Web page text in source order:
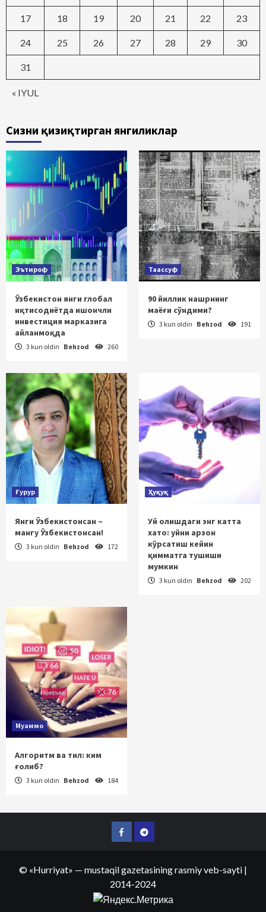
« IYUL
17 18 19 20 21 22 23
24 25 26 27 28 29 30
31
Сизни қизиқтирган янгиликлар
Эътироф
Ўзбекистон янги глобал
иқтисодиётда ишончли
инвестиция марказига
айланмоқда
3 kun oldin Behzod 260
Таассуф
90 йиллик нашрнинг
маёғи сўндими?
3 kun oldin Behzod 191
Ғурур
Янги Ўзбекистонсан –
мангу Ўзбекистонсан!
3 kun oldin Behzod 172
Ҳуқуқ
Уй олишдаги энг катта
хато: уйни арзон
кўрсатиш кейин
қимматга тушиши
мумкин
3 kun oldin Behzod 202
Муаммо
Алгоритм ва тил: ким
ғолиб?
3 kun oldin Behzod 184
FacebookTelegram
© «Hurriyat» — mustaqil gazetasining rasmiy veb-sayti |
2014-2024